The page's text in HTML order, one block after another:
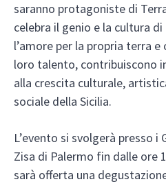
saranno protagoniste di
celebra il genio e la cultura
l’amore per la propria terra
loro talento, contribuiscono
alla crescita culturale,
sociale della Sicilia.
L’evento si svolgerà presso
Zisa di Palermo fin dalle ore
sarà offerta una